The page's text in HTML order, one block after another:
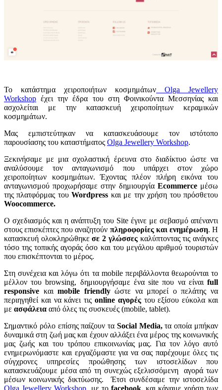
Το κατάστημα χειροποιήτων κοσμημάτων Olga Jewellery
Workshop έχει την έδρα του στη Φοινικούντα Μεσσηνίας και
ασχολείται με την κατασκευή χειροποίητων κεραμικών
κοσμημάτων.
Μας εμπιστεύτηκαν να κατασκευάσουμε τον ιστότοπο
παρουσίασης του καταστήματος Olga Jewellery Workshop.
Ξεκινήσαμε με μια σχολαστική έρευνα στο διαδίκτυο ώστε να
αναλύσουμε τον ανταγωνισμό που υπάρχει στον χώρο
χειροποίητων κοσμημάτων. Έχοντας πλέον πλήρη εικόνα του
ανταγωνισμού προχωρήσαμε στην δημιουργία Ecommerceμέσω
της πλατφόρμας τουWordpress και με την χρήση του πρόσθετου
Woocommerce.
Ο σχεδιασμός και η ανάπτυξη του Site έγινε με σεβασμό απέναντι
στους επισκέπτες που αναζητούν πληροφορίες και ενημέρωση. Η
κατασκευή ολοκληρώθηκεσε 2 γλώσσεςκαλύπτοντας τις ανάγκες
τόσο της τοπικής αγοράς όσο και του μεγάλου αριθμού τουριστών
που επισκέπτονται το μέρος.
Στη συνέχεια και λόγω ότι τα mobileπεριβάλλοντα θεωρούνται το
μέλλον τουbrowsing, δημιουργήσαμε ένα site που να είναιfull
responsive καιmobile friendlyώστε να μπορεί ο πελάτης να
περιηγηθεί και να κάνει τις online αγορέςτου εξίσου εύκολα και
με ασφάλεια από όλες τις συσκευές (mobile, tablet).
Σημαντικό ρόλο επίσης παίζουν τα Social Media,τα οποία μπήκαν
δυναμικά στη ζωή μας και έχουν αλλάξει ένα μέρος της κοινωνικής
μας ζωής και του τρόπου επικοινωνίας μας. Για τον λόγο αυτό
ενημερωνόμαστε και εργαζόμαστε για να σας παρέχουμε όλες τις
σύγχρονες υπηρεσίες προώθησης των ιστοσελίδων που
κατασκευάζουμε μέσα από τη συνεχώς εξελισσόμενη αγορά των
μέσων κοινωνικής δικτύωσης. Έτσι συνδέσαμε την ιστοσελίδα